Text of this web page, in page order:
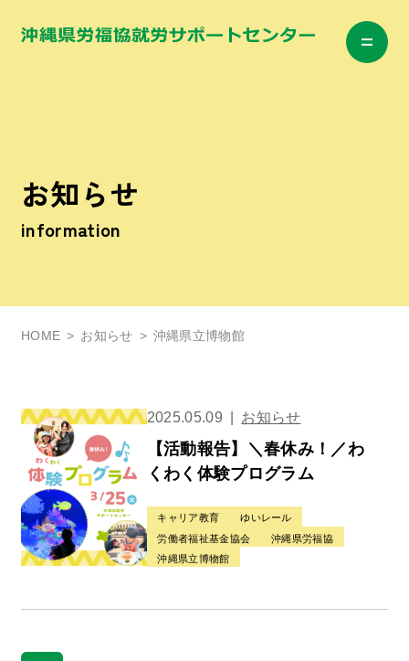
お知らせ
information
HOME お知らせ 沖縄県立博物館
2025.05.09 お知らせ
【活動報告】＼春休み！／わ
くわく体験プログラム
キャリア教育
ゆいレール
労働者福祉基金協会
沖縄県労福協
沖縄県立博物館